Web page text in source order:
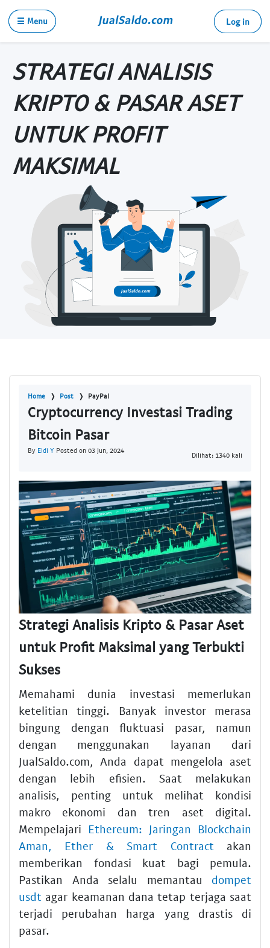
☰ Menu Log in
STRATEGI ANALISIS
KRIPTO & PASAR ASET
UNTUK PROFIT
MAKSIMAL
Home Post PayPal
Cryptocurrency Investasi Trading
Bitcoin Pasar
By Eldi Y Posted on 03 Jun, 2024
Dilihat: 1340 kali
Strategi Analisis Kripto & Pasar Aset
untuk Profit Maksimal yang Terbukti
Sukses
Memahami dunia investasi memerlukan
ketelitian tinggi. Banyak investor merasa
bingung dengan fluktuasi pasar, namun
dengan menggunakan layanan dari
JualSaldo.com, Anda dapat mengelola aset
dengan lebih efisien. Saat melakukan
analisis, penting untuk melihat kondisi
makro ekonomi dan tren aset digital.
Mempelajari Ethereum: Jaringan Blockchain
Aman, Ether & Smart Contract akan
memberikan fondasi kuat bagi pemula.
Pastikan Anda selalu memantau dompet
usdt agar keamanan dana tetap terjaga saat
terjadi perubahan harga yang drastis di
pasar.